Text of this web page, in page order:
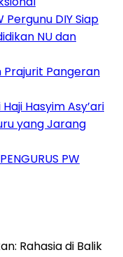
Pergunu DIY Siap
NU dan
Prajurit Pangeran
Hasyim Asy’ari
yang Jarang
PW